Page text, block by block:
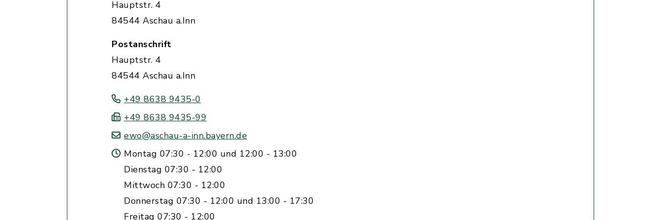
Hauptstr. 4
84544 Aschau a.Inn
Postanschrift
Hauptstr. 4
84544 Aschau a.Inn
+49 8638 9435-0
+49 8638 9435-99
ewo@aschau-a-inn.bayern.de
Montag 07:30 - 12:00 und 12:00 - 13:00
Dienstag 07:30 - 12:00
Mittwoch 07:30 - 12:00
Donnerstag 07:30 - 12:00 und 13:00 - 17:30
Freitag 07:30 - 12:00